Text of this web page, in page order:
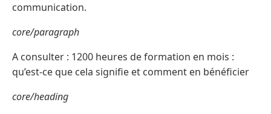
communication.
core/paragraph
A consulter : 1200 heures de formation en mois :
qu’est-ce que cela signifie et comment en bénéficier
core/heading